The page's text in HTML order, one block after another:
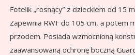
Fotelik „rosnący” z dzieckiem od 15
Zapewnia RWF do 105 cm, a potem
przodem. Posiada wzmocnioną
zaawansowaną ochronę boczną